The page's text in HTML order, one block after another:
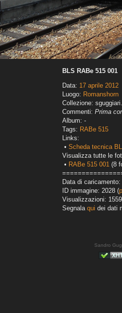
BLS RABe 515 001
Data: 17 aprile 2012
Luogo: Romanshorn
Collezione:
Commenti: Prima
Album: -
Tags: RABe 515
Links:
• Scheda tecnica
Visualizza tutte le
• RABe 515 001 (8
Data di
ID immagine: 2028 (
Visualizzazioni: 1559
Segnala qui dei dati
Sandro